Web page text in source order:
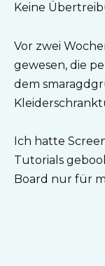
Keine
Vor zwei
gewesen, die
dem
Ich hatte
Tutorials
Board nur für